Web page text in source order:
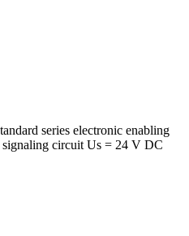
series electronic enabling
circuit Us = 24 V DC